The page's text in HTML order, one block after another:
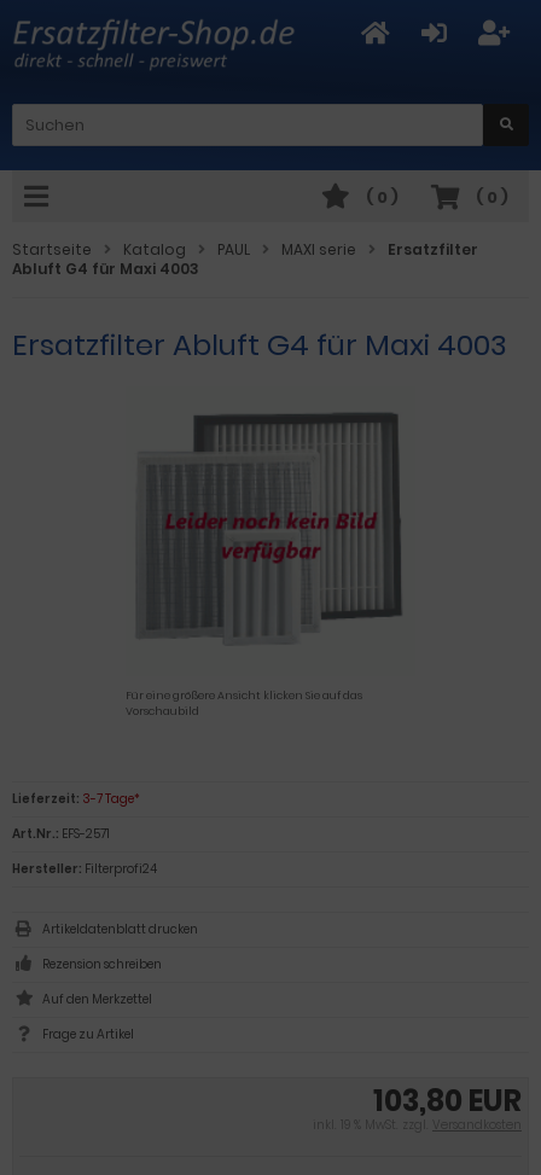
( 0 )
( 0 )
Startseite Katalog PAUL MAXI serie
Ersatzfilter
Abluft G4 für Maxi 4003
Ersatzfilter Abluft G4 für Maxi 4003
Für eine größere Ansicht klicken Sie auf das
Vorschaubild
103,80 EUR
inkl. 19 % MwSt. zzgl. Versandkosten
Lieferzeit: 3-7 Tage*
Art.Nr.: EFS-2571
Hersteller: Filterprofi24
Artikeldatenblatt drucken
Rezension schreiben
Frage zu Artikel